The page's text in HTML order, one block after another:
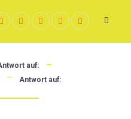
auf:
Antwort auf: